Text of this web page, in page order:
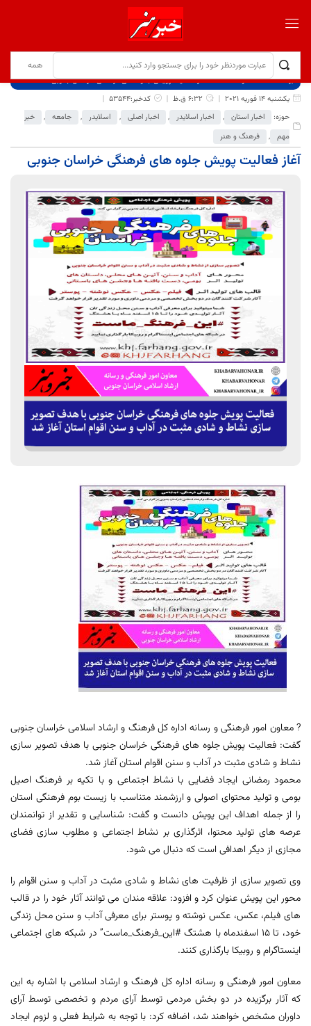
برگ نخست نوشته‌ها
آغاز فعالیت پویش جلوه های فرهنگی خراسان جنوبی
یکشنبه 14 فوریه 2021
6:32 ق.ظ
کدخبر:53544
حوزه:
اخبار استان , اخبار اسلایدر , اخبار اصلی , اسلایدر , جامعه ,
خبر
مهم , فرهنگ و هنر
آغاز فعالیت پویش جلوه های فرهنگی خراسان جنوبی
? معاون امور فرهنگی و رسانه اداره کل فرهنگ و ارشاد اسلامی خراسان جنوبی
گفت: فعالیت پویش جلوه های فرهنگی خراسان جنوبی با هدف تصویر سازی
نشاط و شادی مثبت در آداب و سنن اقوام استان آغاز شد.
محمود رمضانی ایجاد فضایی با نشاط اجتماعی و با تکیه بر فرهنگ اصیل
بومی و تولید محتوای اصولی و ارزشمند متناسب با زیست بوم فرهنگی استان
را از جمله اهداف این پویش دانست و گفت: شناسایی و تقدیر از توانمندان
عرصه های تولید محتوا، اثرگذاری بر نشاط اجتماعی و مطلوب سازی فضای
مجازی از دیگر اهدافی است که دنبال می شود.
وی تصویر سازی از ظرفیت های نشاط و شادی مثبت در آداب و سنن اقوام را
محور این پویش عنوان کرد و افزود: علاقه مندان می توانند آثار خود را در قالب
های فیلم، عکس، عکس نوشته و پوستر برای معرفی آداب و سنن محل زندگی
خود، تا 15 اسفندماه با هشتگ #این_فرهنگ_ماست” در شبکه های اجتماعی
اینستاگرام و روبیکا بارگذاری کنند.
معاون امور فرهنگی و رسانه اداره کل فرهنگ و ارشاد اسلامی با اشاره به این
که آثار برگزیده در دو بخش مردمی توسط آرای مردم و تخصصی توسط آرای
داوران مشخص خواهند شد، اضافه کرد: با توجه به شرایط فعلی و لزوم ایجاد